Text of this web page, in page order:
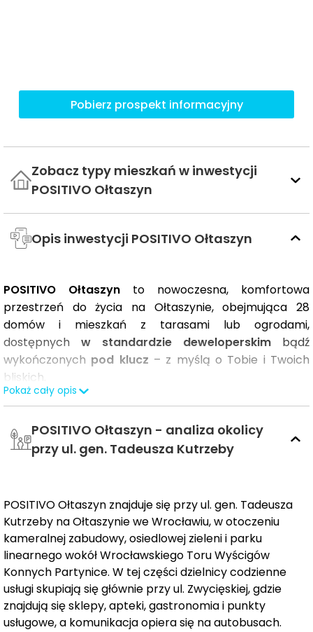
Pobierz prospekt informacyjny
Zobacz typy mieszkań w inwestycji
POSITIVO Ołtaszyn
Opis inwestycji POSITIVO Ołtaszyn
POSITIVO Ołtaszyn to nowoczesna, komfortowa
przestrzeń do życia na Ołtaszynie, obejmująca 28
domów i mieszkań z tarasami lub ogrodami,
dostępnych w standardzie deweloperskim bądź
wykończonych pod klucz – z myślą o Tobie i Twoich
bliskich.
Kutrzeby Opalowej na wrocławskim Ołtaszynie stanowi
atrakcyjną propozycję dla osób poszukujących
szeregowych oraz mieszkań z ogrodami lub
tarasami – przyjazna przestrzeń do życia dla par i
rodzin z dziećmi, w której z łatwością odnajdziesz ciszę i
rozpoczniesz kolejny etap swojej codzienności.
Pokaż cały opis
POSITIVO Ołtaszyn - analiza okolicy
przy ul. gen. Tadeusza Kutrzeby
POSITIVO Ołtaszyn znajduje się przy ul. gen. Tadeusza
Kutrzeby na Ołtaszynie we Wrocławiu, w otoczeniu
kameralnej zabudowy, osiedlowej zieleni i parku
linearnego wokół Wrocławskiego Toru Wyścigów
Konnych Partynice. W tej części dzielnicy codzienne
usługi skupiają się głównie przy ul. Zwycięskiej, gdzie
znajdują się sklepy, apteki, gastronomia i punkty
usługowe, a komunikacja opiera się na autobusach.